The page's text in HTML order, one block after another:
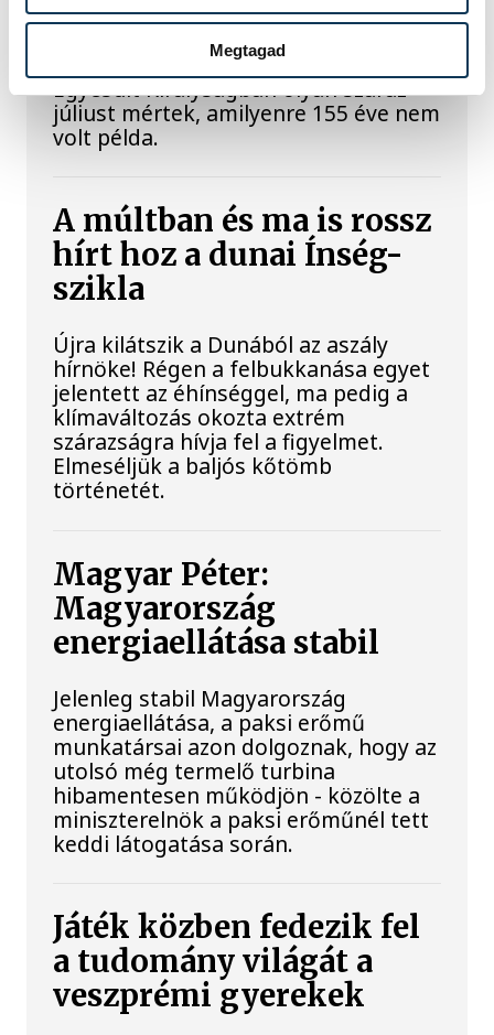
Megtagad
kontinensszerte rekordokat dönt a
hőség. Magyarország a legforróbb
országok közé került, miközben az
Egyesült Királyságban olyan száraz
júliust mértek, amilyenre 155 éve nem
volt példa.
A múltban és ma is rossz
hírt hoz a dunai Ínség-
szikla
Újra kilátszik a Dunából az aszály
hírnöke! Régen a felbukkanása egyet
jelentett az éhínséggel, ma pedig a
klímaváltozás okozta extrém
szárazságra hívja fel a figyelmet.
Elmeséljük a baljós kőtömb
történetét.
Magyar Péter:
Magyarország
energiaellátása stabil
Jelenleg stabil Magyarország
energiaellátása, a paksi erőmű
munkatársai azon dolgoznak, hogy az
utolsó még termelő turbina
hibamentesen működjön - közölte a
miniszterelnök a paksi erőműnél tett
keddi látogatása során.
Játék közben fedezik fel
a tudomány világát a
veszprémi gyerekek